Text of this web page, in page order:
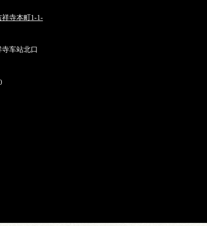
寺本町1-1-
寺车站北口